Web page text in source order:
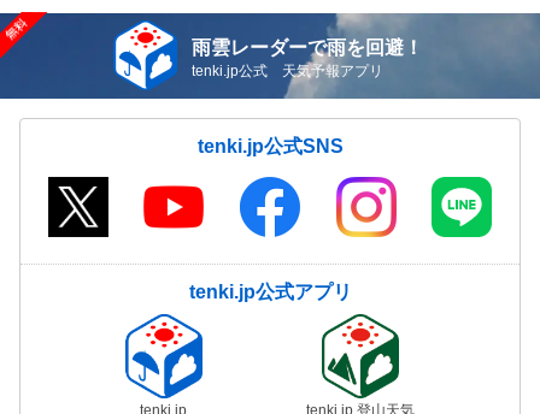
雨雲レーダーで雨を回避！
tenki.jp公式 天気予報アプリ
tenki.jp公式SNS
tenki.jp公式アプリ
tenki.jp tenki.jp 登山天気